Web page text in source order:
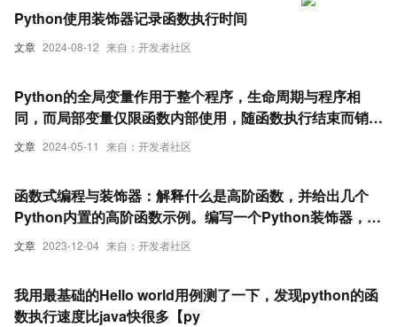
文章 2024-08-12 来自：开发者社区
Python使用装饰器记录函数执行时间
文章 2024-05-11 来自：开发者社区
Python的全局变量作用于整个程序，生命周期与程序相
同，而局部变量仅限函数内部使用，随函数执行结束而销
毁。
文章 2023-12-04 来自：开发者社区
函数式编程与装饰器：解释什么是高阶函数，并给出几个
Python内置的高阶函数示例。编写一个Python装饰器，用
于记录函数执行的时间。
我用最基础的Hello world用例测了一下，发现python的函
数执行速度比java快很多【py